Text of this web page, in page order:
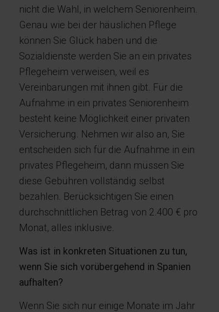
nicht die Wahl, in welchem Seniorenheim.
Genau wie bei der häuslichen Pflege
können Sie Glück haben und die
Sozialdienste werden Sie an ein privates
Pflegeheim verweisen, weil es
Vereinbarungen mit ihnen gibt. Für die
Aufnahme in ein privates Seniorenheim
besteht keine Möglichkeit einer privaten
Versicherung. Nehmen wir also an, Sie
entscheiden sich für die Aufnahme in ein
privates Pflegeheim, dann müssen Sie
diese Gebühren vollständig selbst
bezahlen. Berücksichtigen Sie einen
durchschnittlichen Betrag von 2.400 € pro
Monat, alles inklusive.
Was ist in konkreten Situationen zu tun,
wenn Sie sich vorübergehend in Spanien
aufhalten?
Wenn Sie sich nur einige Monate im Jahr